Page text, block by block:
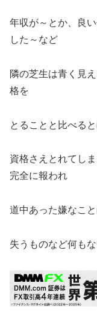
年収が～とか、良
した～など
隣の芝生は青く見
格を
とることと比べる
資格さえとれてし
完全に報われ
道中あった嫌なこと
失うものなど何も